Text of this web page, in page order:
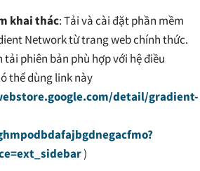
khai thác: Tải và cài đặt phần mềm
Network từ trang web chính thức.
phiên bản phù hợp với hệ điều
thể dùng link này
detail/gradient-
)